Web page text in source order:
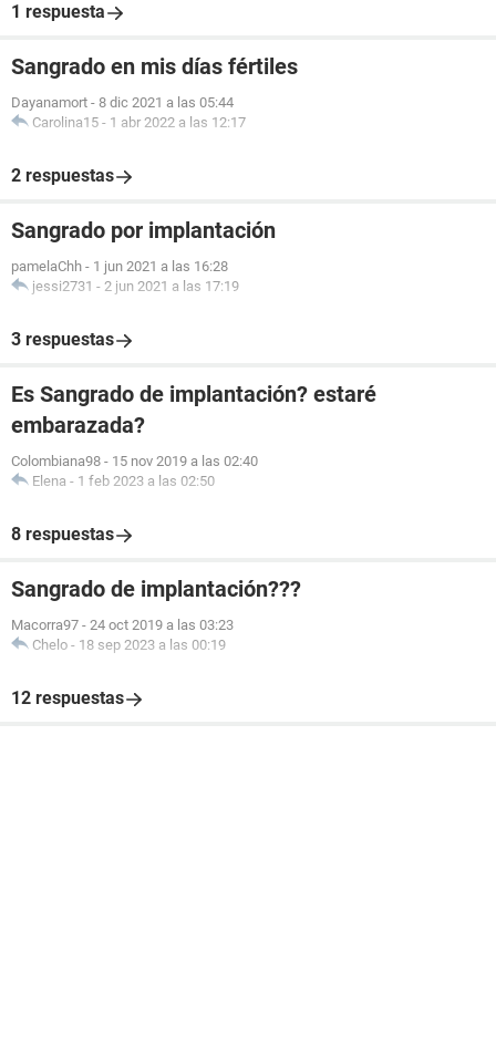
1 respuesta
Sangrado en mis días fértiles
Dayanamort - 8 dic 2021 a las 05:44
Carolina15 - 1 abr 2022 a las 12:17
2 respuestas
Sangrado por implantación
pamelaChh - 1 jun 2021 a las 16:28
jessi2731 - 2 jun 2021 a las 17:19
3 respuestas
Es Sangrado de implantación? estaré
embarazada?
Colombiana98 - 15 nov 2019 a las 02:40
Elena - 1 feb 2023 a las 02:50
8 respuestas
Sangrado de implantación???
Macorra97 - 24 oct 2019 a las 03:23
Chelo - 18 sep 2023 a las 00:19
12 respuestas